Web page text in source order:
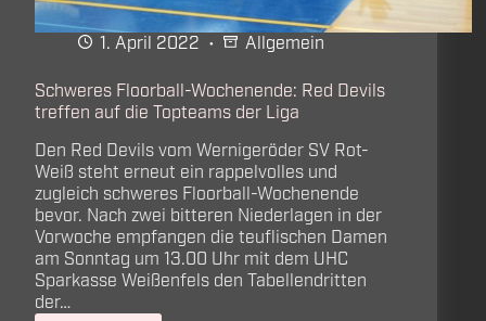
1. April 2022 Allgemein
Schweres Floorball-Wochenende: Red Devils
treffen auf die Topteams der Liga
Den Red Devils vom Wernigeröder SV Rot-
Weiß steht erneut ein rappelvolles und
zugleich schweres Floorball-Wochenende
bevor. Nach zwei bitteren Niederlagen in der
Vorwoche empfangen die teuflischen Damen
am Sonntag um 13.00 Uhr mit dem UHC
Sparkasse Weißenfels den Tabellendritten
der…